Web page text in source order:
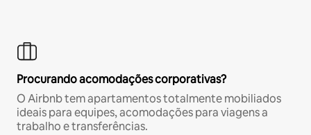
Procurando acomodações corporativas?
O Airbnb tem apartamentos totalmente mobiliados
ideais para equipes, acomodações para viagens a
trabalho e transferências.